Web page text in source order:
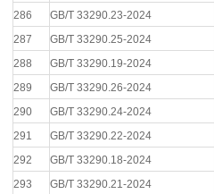
286 GB/T 33290.23-2024
287
GB/T 33290.25-2024
288
GB/T 33290.19-2024
289
GB/T 33290.26-2024
290
GB/T 33290.24-2024
291
GB/T 33290.22-2024
292
GB/T 33290.18-2024
293
GB/T 33290.21-2024